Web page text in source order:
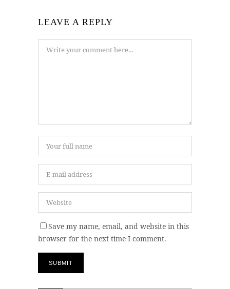
LEAVE A REPLY
Save my name, email, and website in this
browser for the next time I comment.